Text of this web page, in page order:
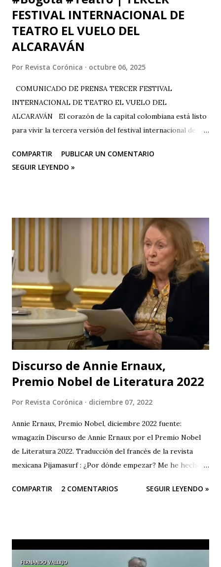
FESTIVAL INTERNACIONAL DE
TEATRO EL VUELO DEL
ALCARAVÁN
Por Revista Corónica octubre 06, 2025
COMUNICADO DE PRENSA TERCER FESTIVAL
INTERNACIONAL DE TEATRO EL VUELO DEL
ALCARAVÁN El corazón de la capital colombiana está listo
para vivir la tercera versión del festival internacional de
de octubre del 2025 en el Corredor Cultural Del Centro
Comercial Los Ángeles, dónde actualmente se han
Galponcito De Umbral- Correo De Voz Teatro , Candela
Teatro y CASA TEA -Teatro Estudio Alcaraván- este último,
organizador del festival. Teatro Estudio Alcaraván, las
salas del corredor cultural, los grupos y artistas
participantes les hacen una cordial invitación al público
capitalino y a los espectadores del arte y la cultura en la
ciudad (y fuera de ella) para que asistan a la tercera versión
de este festival internacional de teatro que este año les ...
COMPARTIR
PUBLICAR UN COMENTARIO
SEGUIR LEYENDO »
Discurso de Annie Ernaux,
Premio Nobel de Literatura 2022
Por Revista Corónica diciembre 07, 2022
Annie Ernaux, Premio Nobel, diciembre 2022 fuente:
wmagazín Discurso de Annie Ernaux por el Premio Nobel
de Literatura 2022. Traducción del francés de la revista
mexicana Pijamasurf : ¿Por dónde empezar? Me he hecho
blanco. Como si tuviera que encontrar la frase, la única, que
verdad me está pasando esto a mí?– mi imaginación me
presenta con un miedo creciente, es la misma necesidad la
COMPARTIR 2 COMENTARIOS SEGUIR LEYENDO »